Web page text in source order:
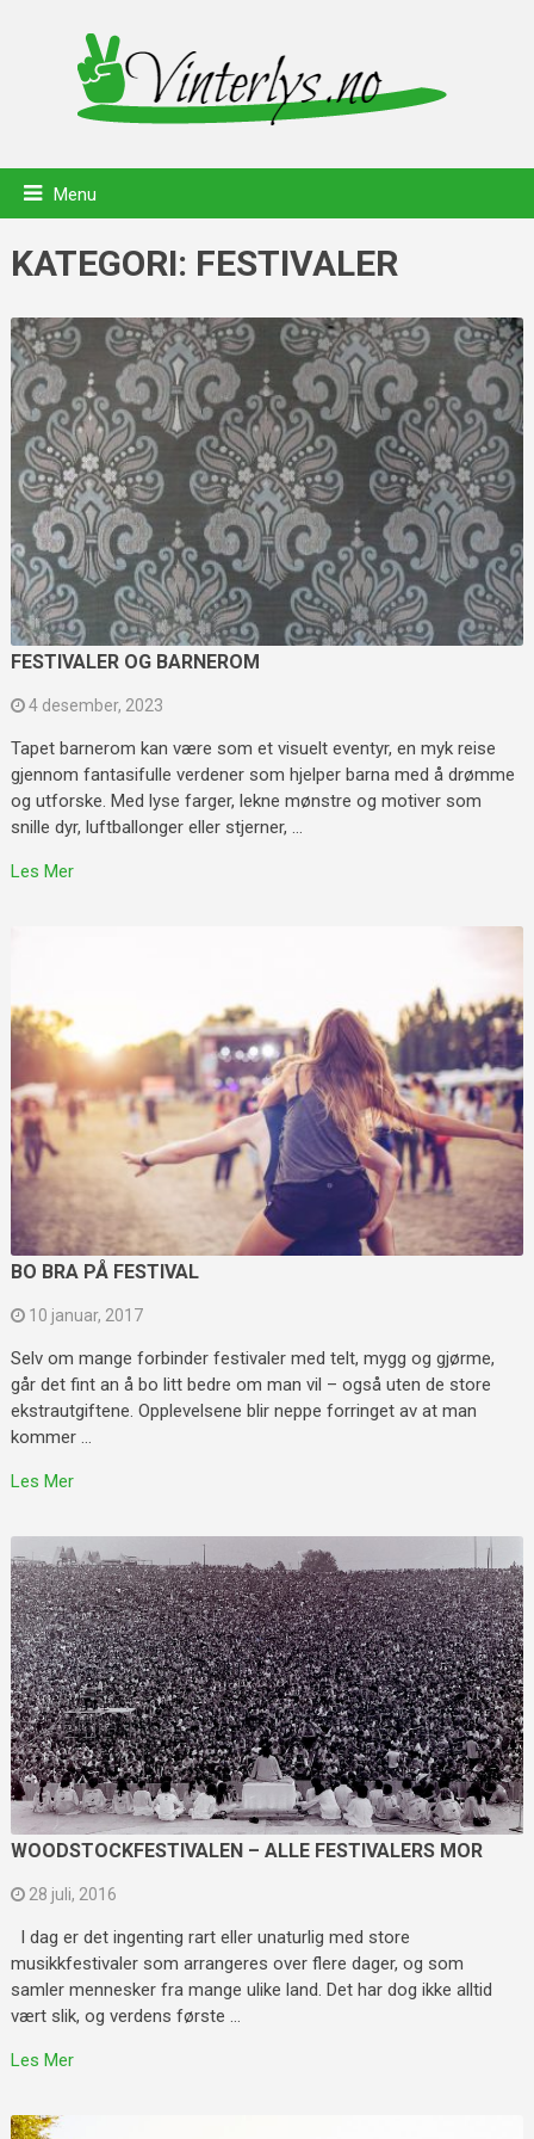
Menu
KATEGORI: FESTIVALER
FESTIVALER OG BARNEROM
4 desember, 2023
Tapet barnerom kan være som et visuelt eventyr, en myk reise
gjennom fantasifulle verdener som hjelper barna med å drømme
og utforske. Med lyse farger, lekne mønstre og motiver som
snille dyr, luftballonger eller stjerner, …
Les Mer
BO BRA PÅ FESTIVAL
10 januar, 2017
Selv om mange forbinder festivaler med telt, mygg og gjørme,
går det fint an å bo litt bedre om man vil – også uten de store
ekstrautgiftene. Opplevelsene blir neppe forringet av at man
kommer …
Les Mer
WOODSTOCKFESTIVALEN – ALLE FESTIVALERS MOR
28 juli, 2016
I dag er det ingenting rart eller unaturlig med store
musikkfestivaler som arrangeres over flere dager, og som
samler mennesker fra mange ulike land. Det har dog ikke alltid
vært slik, og verdens første …
Les Mer